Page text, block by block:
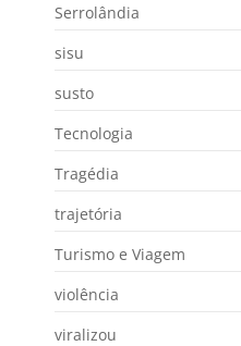
Serrolândia
sisu
susto
Tecnologia
Tragédia
trajetória
Turismo e Viagem
violência
viralizou